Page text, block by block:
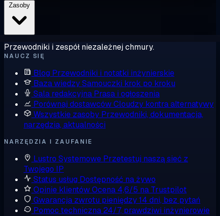
Przewodniki i zespół niezależnej chmury.
NAUCZ SIĘ
Blog Przewodniki i notatki inżynierskie
Baza wiedzySamouczki krok po kroku
Sala redakcyjna Prasa i ogłoszenia
Porównaj dostawcówCloudzy kontra alternatywy
Wszystkie zasoby Przewodniki, dokumentacja,
narzędzia, aktualności
NARZĘDZIA I ZAUFANIE
Lustro Systemowe Przetestuj naszą sieć z
Twojego IP
Status usług Dostępność na żywo
Opinie klientówOcena 4,6/5 na Trustpilot
Gwarancja zwrotu pieniędzy14 dni, bez pytań
Pomoc techniczna 24/7, prawdziwi inżynierowie